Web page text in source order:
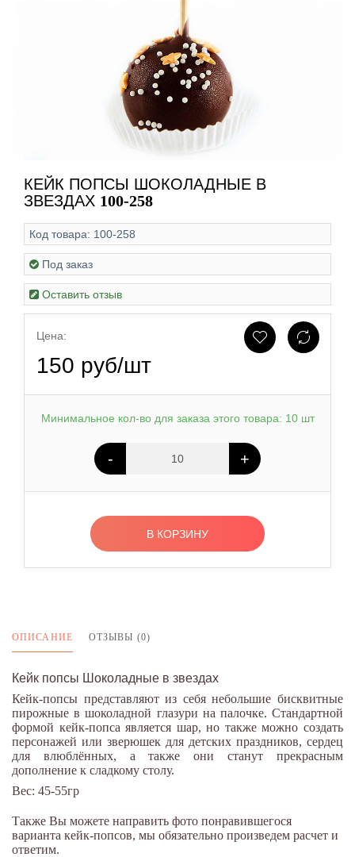
КЕЙК ПОПСЫ ШОКОЛАДНЫЕ В
ЗВЕЗДАХ 100-258
Код товара: 100-258
Под заказ
Оставить отзыв
Цена:
150 руб/шт
Минимальное кол-во для заказа этого товара: 10 шт
- +
В КОРЗИНУ
ОПИСАНИЕ ОТЗЫВЫ (0)
Кейк попсы Шоколадные в звездах
Кейк-попсы представляют из себя небольшие бисквитные
пирожные в шоколадной глазури на палочке. Стандартной
формой кейк-попса является шар, но также можно создать
персонажей или зверюшек для детских праздников, сердец
для влюблённых, а также они станут прекрасным
дополнение к сладкому столу.
Вес: 45-55гр
Также Вы можете направить фото понравившегося
варианта кейк-попсов, мы обязательно произведем расчет и
ответим.